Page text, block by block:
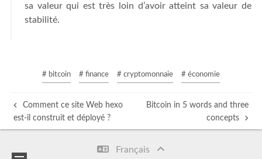
sa valeur qui est très loin d’avoir atteint sa valeur de
stabilité.
# bitcoin # finance # cryptomonnaie # économie
Comment ce site Web hexo
est-il construit et déployé ?
Bitcoin in 5 words and three
concepts
Français